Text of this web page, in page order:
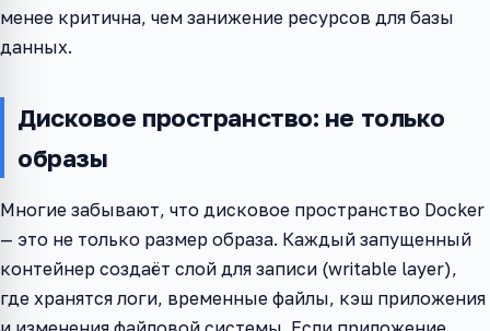
менее критична, чем занижение ресурсов для базы
данных.
Дисковое пространство: не только
образы
Многие забывают, что дисковое пространство Docker
— это не только размер образа. Каждый запущенный
контейнер создаёт слой для записи (writable layer),
где хранятся логи, временные файлы, кэш приложения